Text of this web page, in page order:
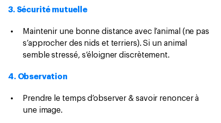
3. Sécurité mutuelle
Maintenir une bonne distance avec l’animal (ne pas
s’approcher des nids et terriers). Si un animal
semble stressé, s’éloigner discrètement.
4. Observation
Prendre le temps d’observer & savoir renoncer à
une image.